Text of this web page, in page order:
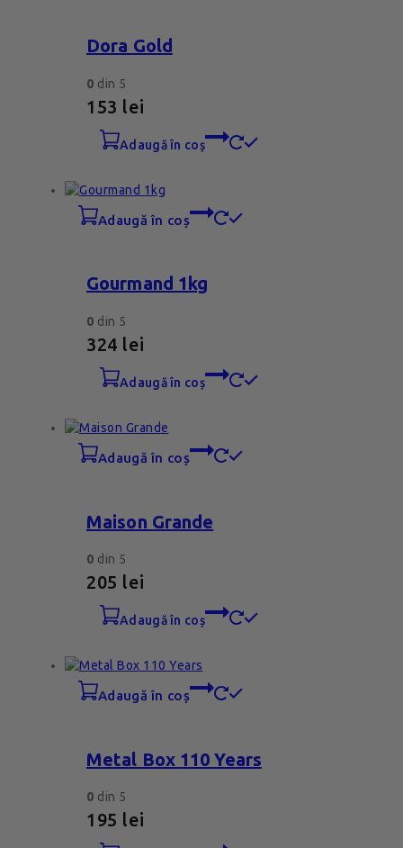
Dora Gold
0 din 5
153 lei
adaugă în coș
adaugă în coș
Gourmand 1kg
0 din 5
324 lei
adaugă în coș
adaugă în coș
Maison Grande
0 din 5
205 lei
adaugă în coș
adaugă în coș
Metal Box 110 Years
0 din 5
195 lei